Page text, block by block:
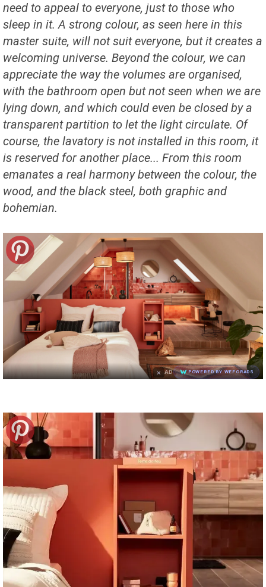
need to appeal to everyone, just to those who
sleep in it. A strong colour, as seen here in this
master suite, will not suit everyone, but it creates a
welcoming universe. Beyond the colour, we can
appreciate the way the volumes are organised,
with the bathroom open but not seen when we are
lying down, and which could even be closed by a
transparent partition to let the light circulate. Of
course, the lavatory is not installed in this room, it
is reserved for another place... From this room
emanates a real harmony between the colour, the
wood, and the black steel, both graphic and
bohemian.
× AD POWERED BY WEFORADS